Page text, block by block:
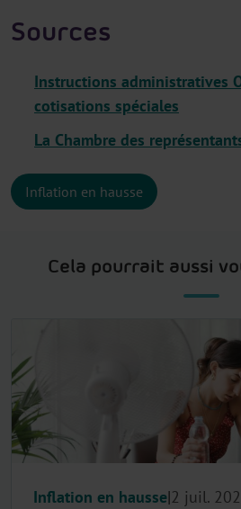
Sources
Instructions administratives
cotisations spéciales
La Chambre des
Inflation en hausse
Cela pourrait aussi
Inflation en hausse 2 juil.